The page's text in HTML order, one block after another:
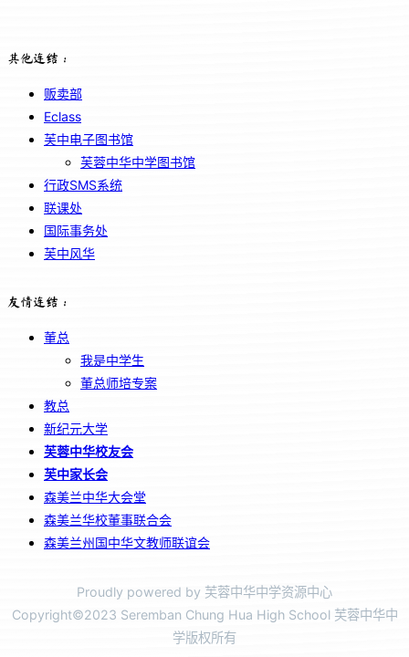
其他连结：
贩卖部
Eclass
芙中电子图书馆
芙蓉中华中学图书馆
行政SMS系统
联课处
国际事务处
芙中风华
友情连结：
董总
我是中学生
董总师培专案
教总
新纪元大学
芙蓉中华校友会
芙中家长会
森美兰中华大会堂
森美兰华校董事联合会
森美兰州国中华文教师联谊会
Proudly powered by 芙蓉中华中学资源中心
Copyright©2023 Seremban Chung Hua High School 芙蓉中华中
学版权所有